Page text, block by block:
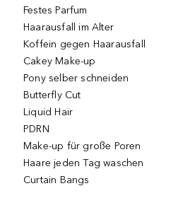
Festes Parfum
Haarausfall im Alter
Koffein gegen Haarausfall
Cakey Make-up
Pony selber schneiden
Butterfly Cut
Liquid Hair
PDRN
Make-up für große Poren
Haare jeden Tag waschen
Curtain Bangs